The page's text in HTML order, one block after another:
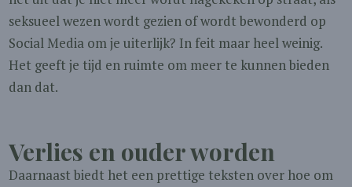
seksueel wezen wordt gezien of wordt bewonderd op
Social Media om je uiterlijk? In feit maar heel weinig.
Het geeft je tijd en ruimte om meer te kunnen bieden
dan dat.
Verlies en ouder worden
Daarnaast biedt het een prettige teksten over hoe om